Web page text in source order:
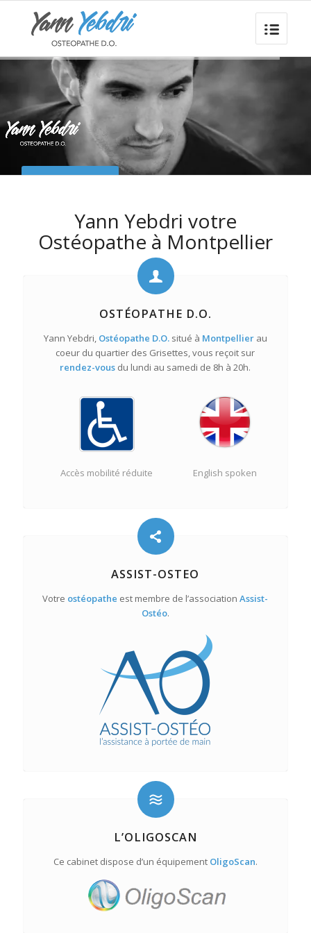
Yann Yebdri votre
Ostéopathe à Montpellier
OSTÉOPATHE D.O.
Yann Yebdri, Ostéopathe D.O.situé à Montpellierau
coeur du quartier des Grisettes, vous reçoit sur
rendez-vous du lundi au samedi de 8h à 20h.
Accès mobilité réduite English spoken
ASSIST-OSTEO
Votre ostéopathe est membre de l’associationAssist-
Ostéo.
L’OLIGOSCAN
Ce cabinet dispose d’un équipement OligoScan.